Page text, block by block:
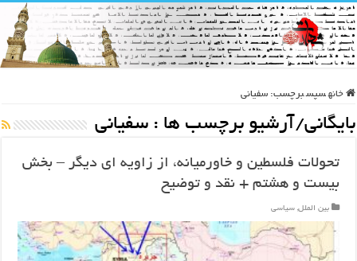
خانه سپس برچسب: سفیانی
بایگانی/آرشیو برچسب ها : سفیانی
تحولات فلسطین و خاورمیانه، از زاویه ای دیگر – بخش
بیست و هشتم + نقد و توضیح
بین الملل, سیاسی